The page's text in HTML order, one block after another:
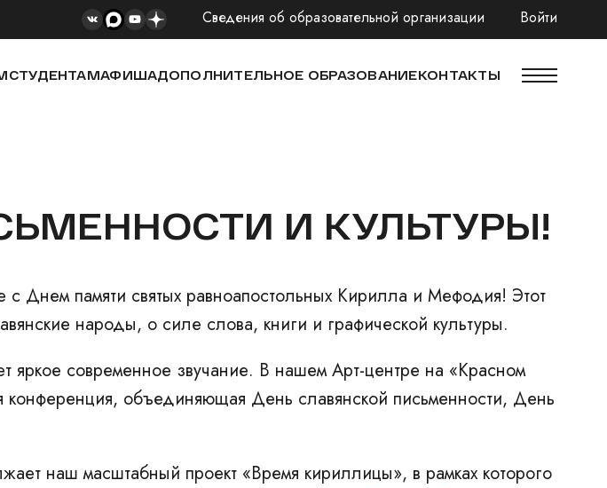
Сведения об образовательной организации Войти
СТУДЕНТАМАФИШАДОПОЛНИТЕЛЬНОЕ ОБРАЗОВАНИЕКОНТАКТЫ
И КУЛЬТУРЫ!
с Днем памяти святых равноапостольных Кирилла и Мефодия! Этот
народы, о силе слова, книги и графической культуры.
яркое современное звучание. В нашем Арт-центре на «Красном
конференция, объединяющая День славянской письменности, День
наш масштабный проект «Время кириллицы», в рамках которого